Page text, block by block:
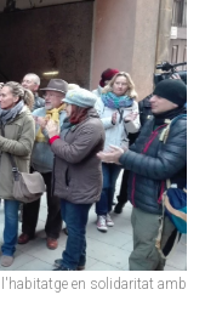
en solidaritat amb